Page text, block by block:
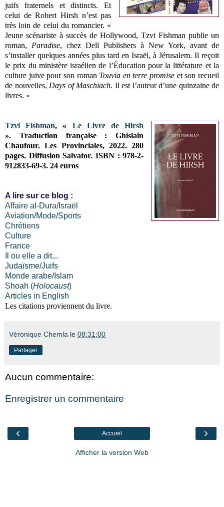
juifs fraternels et distincts. Et
celui de Robert Hirsh n’est pas
très loin de celui du romancier. «
Jeune scénariste à succès de Hollywood, Tzvi Fishman publie un
roman, Paradise, chez Dell Publishers à New York, avant de
s’installer quelques années plus tard en Israël, à Jérusalem. Il reçoit
le prix du ministère israélien de l’Éducation pour la littérature et la
culture juive pour son roman Touvia en terre promise et son recueil
de nouvelles, Days of Maschiach. Il est l’auteur d’une quinzaine de
livres. »
Tzvi Fishman, « Le Livre de Hirsh
». Traduction française : Ghislain
Chaufour. Les Provinciales, 2022. 280
pages. Diffusion Salvator. ISBN : 978-2-
912833-69-3. 24 euros
A lire sur ce blog :
Affaire al-Dura/Israël
Aviation/Mode/Sports
Chrétiens
Culture
France
Il ou elle a dit...
Judaïsme/Juifs
Monde arabe/Islam
Shoah (Holocaust)
Articles in English
Les citations proviennent du livre.
Véronique Chemla le 08:31:00
Partager
Aucun commentaire:
Enregistrer un commentaire
‹ ›
Accueil
Afficher la version Web